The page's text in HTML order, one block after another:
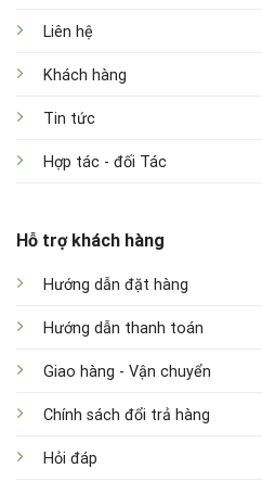
Liên hệ
Khách hàng
Tin tức
Hợp tác - đối Tác
Hỗ trợ khách hàng
Hướng dẫn đặt hàng
Hướng dẫn thanh toán
Giao hàng - Vận chuyển
Chính sách đổi trả hàng
Hỏi đáp